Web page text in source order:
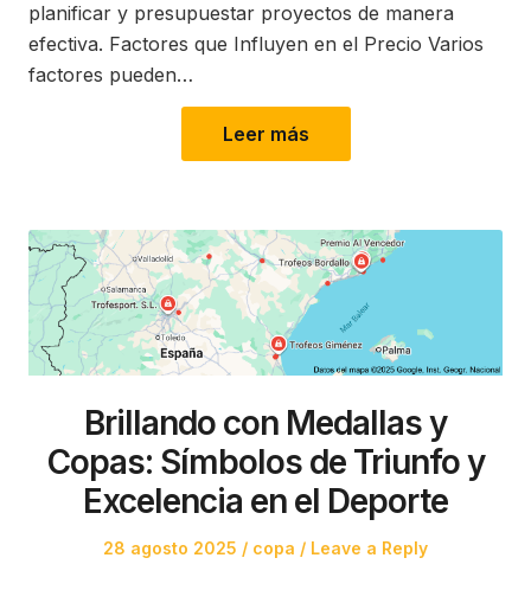
planificar y presupuestar proyectos de manera
efectiva. Factores que Influyen en el Precio Varios
factores pueden…
Leer más
Brillando con Medallas y
Copas: Símbolos de Triunfo y
Excelencia en el Deporte
Posted
28 agosto 2025
Posted
copa Leave a Reply